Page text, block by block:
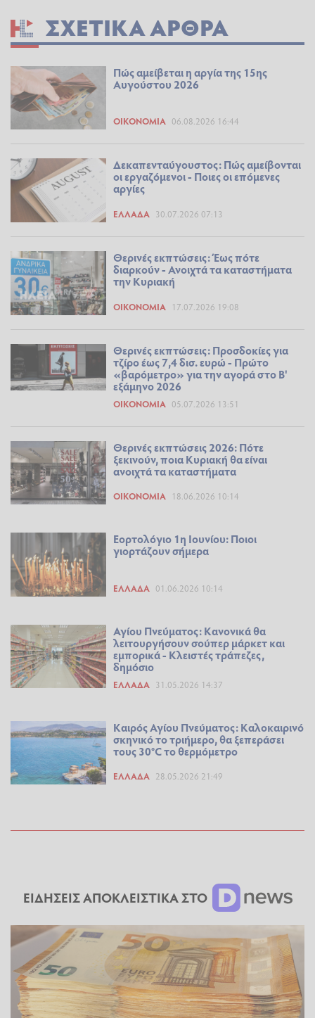
ΣΧΕΤΙΚΆ ΆΡΘΡΑ
Πώς αμείβεται η αργία της 15ης
Αυγούστου 2026
ΟΙΚΟΝΟΜΊΑ 06.08.2026 16:44
Δεκαπενταύγουστος: Πώς αμείβονται
οι εργαζόμενοι - Ποιες οι επόμενες
αργίες
ΕΛΛΆΔΑ 30.07.2026 07:13
Θερινές εκπτώσεις: Έως πότε
διαρκούν - Ανοιχτά τα καταστήματα
την Κυριακή
ΟΙΚΟΝΟΜΊΑ 17.07.2026 19:08
Θερινές εκπτώσεις: Προσδοκίες για
τζίρο έως 7,4 δισ. ευρώ - Πρώτο
«βαρόμετρο» για την αγορά στο Β'
εξάμηνο 2026
ΟΙΚΟΝΟΜΊΑ 05.07.2026 13:51
Θερινές εκπτώσεις 2026: Πότε
ξεκινούν, ποια Κυριακή θα είναι
ανοιχτά τα καταστήματα
ΟΙΚΟΝΟΜΊΑ 18.06.2026 10:14
Εορτολόγιο 1η Ιουνίου: Ποιοι
γιορτάζουν σήμερα
ΕΛΛΆΔΑ 01.06.2026 10:14
Αγίου Πνεύματος: Κανονικά θα
λειτουργήσουν σούπερ μάρκετ και
εμπορικά - Κλειστές τράπεζες,
δημόσιο
ΕΛΛΆΔΑ 31.05.2026 14:37
Καιρός Αγίου Πνεύματος: Καλοκαιρινό
σκηνικό το τριήμερο, θα ξεπεράσει
τους 30°C το θερμόμετρο
ΕΛΛΆΔΑ 28.05.2026 21:49
ΕΙΔΗΣΕΙΣ ΑΠΟΚΛΕΙΣΤΙΚΑ ΣΤΟ